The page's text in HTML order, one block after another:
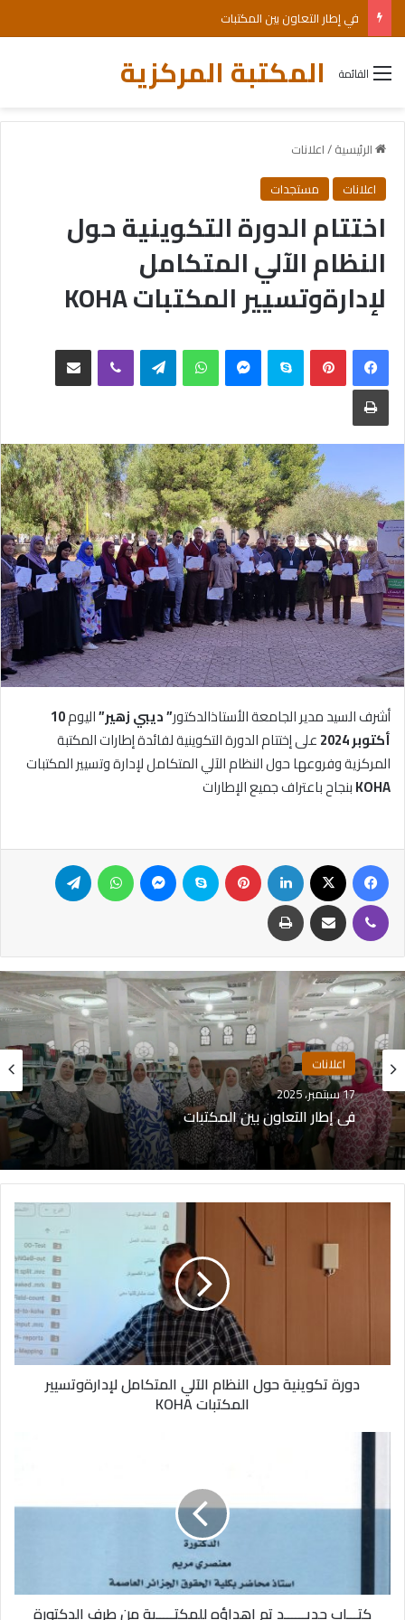
في إطار التعاون بين المكتبات
المكتبة المركزية القائمة
الرئيسية/اعلانات
اعلانات
مستجدات
اختتام الدورة التكوينية حول
النظام الآلي المتكامل
لإدارةوتسيير المكتبات KOHA
أشرف السيد مدير الجامعة الأستاذالدكتور” ديبي زهير”اليوم10
أكتوبر 2024
على إختتام الدورة التكوينية لفائدة إطارات المكتبة
المركزية وفروعها حول النظام الآلي المتكامل لإدارة وتسيير المكتبات
KOHAبنجاح باعتراف جميع الإطارات
اعلانات
17 سبتمبر، 2025
في إطار التعاون بين المكتبات
دورة تكوينية حول النظام الآلي المتكامل لإدارةوتسيير
المكتبات KOHA
كتـــاب جديــــــد تم إهداؤه للمكتـــــبة من طرف الدكتورة